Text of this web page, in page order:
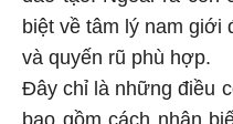
biệt về tâm lý nam giới
và quyến rũ phù hợp.
Đây chỉ là những điều
bao gồm cách nhận